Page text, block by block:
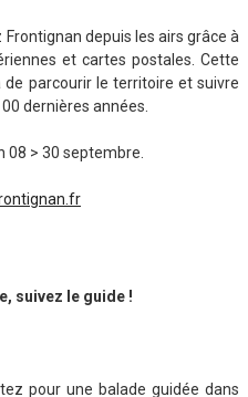
depuis les airs grâce à
et cartes postales. Cette
parcourir le territoire et suivre
dernières années.
08 > 30 septembre.
suivez le guide !
pour une balade guidée dans